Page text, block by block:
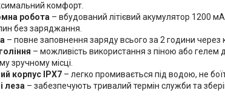
комфорт.
робота – вбудований літієвий акумулятор 1200
без заряджання.
– повне заповнення заряду всього за 2 години через
– можливість використання з піною або гелем
зручному місці.
корпус IPX7 – легко промивається під водою, не
леза – забезпечують тривалий термін служби та